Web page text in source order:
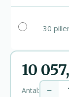
30
10
Antal: −